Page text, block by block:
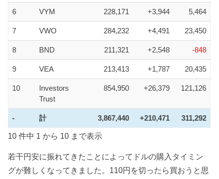
6 VYM 228,171 +3,944 5,464
7 VWO 284,232 +4,491 23,450
8 BND 211,321 +2,548 -848
9 VEA 213,413 +1,787 20,435
10
Investors
Trust
854,950 +26,379 121,126
- 計 3,867,440 +210,471 311,292
10 件中 1 から 10 まで表示
若干円安に振れてきたことによってドルの購入タイミン
グが難しくなってきました。110円を切ったら買おうと思